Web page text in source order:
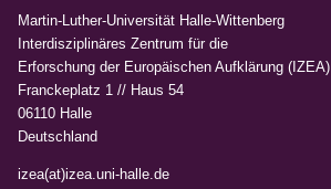
Martin-Luther-Universität Halle-Wittenberg
Interdisziplinäres Zentrum für die
Erforschung der Europäischen Aufklärung (IZEA)
Franckeplatz 1 // Haus 54
06110 Halle
Deutschland
izea(at)izea.uni-halle.de